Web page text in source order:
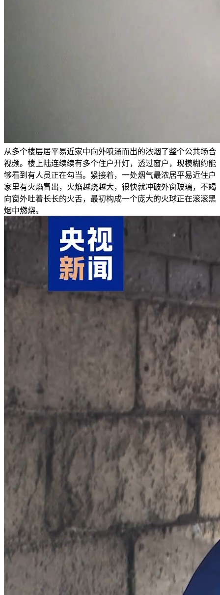
从多个楼层居平易近家中向外喷涌而出的浓烟了整个公共场合
视频。楼上陆连续续有多个住户开灯，透过窗户，现模糊约能
够看到有人员正在勾当。紧接着，一处烟气最浓居平易近住户
家里有火焰冒出，火焰越烧越大，很快就冲破外窗玻璃，不竭
向窗外吐着长长的火舌，最初构成一个庞大的火球正在滚滚黑
烟中燃烧。